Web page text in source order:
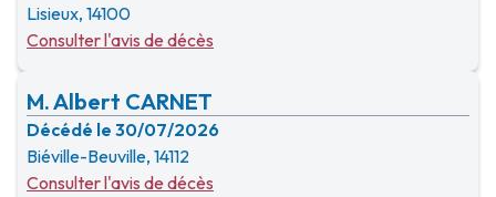
Lisieux, 14100
Consulter l'avis de décès
M. Albert CARNET
Décédé le 30/07/2026
Biéville-Beuville, 14112
Consulter l'avis de décès